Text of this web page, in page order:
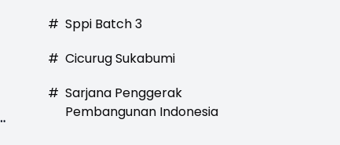
# Sppi Batch 3
# Cicurug Sukabumi
# Sarjana Penggerak
Pembangunan Indonesia